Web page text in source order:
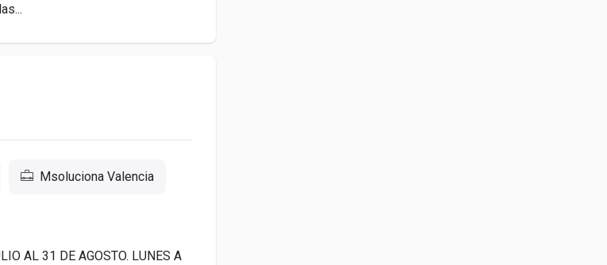
Msoluciona Valencia
AL 31 DE AGOSTO. LUNES A